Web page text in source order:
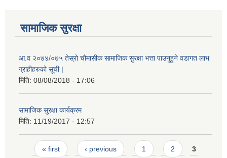
सामाजिक सुरक्षा
आ.व २०७४/०७५ तेस्रो चौमासीक सामाजिक सुरक्षा भत्ता पाउनुहुने वडागत लाभ
ग्राहीहरुको सूची |
मिति: 08/08/2018 - 17:06
सामाजिक सुरक्षा कार्यक्रम
मिति: 11/19/2017 - 12:57
Pages
« first ‹ previous 1 2 3